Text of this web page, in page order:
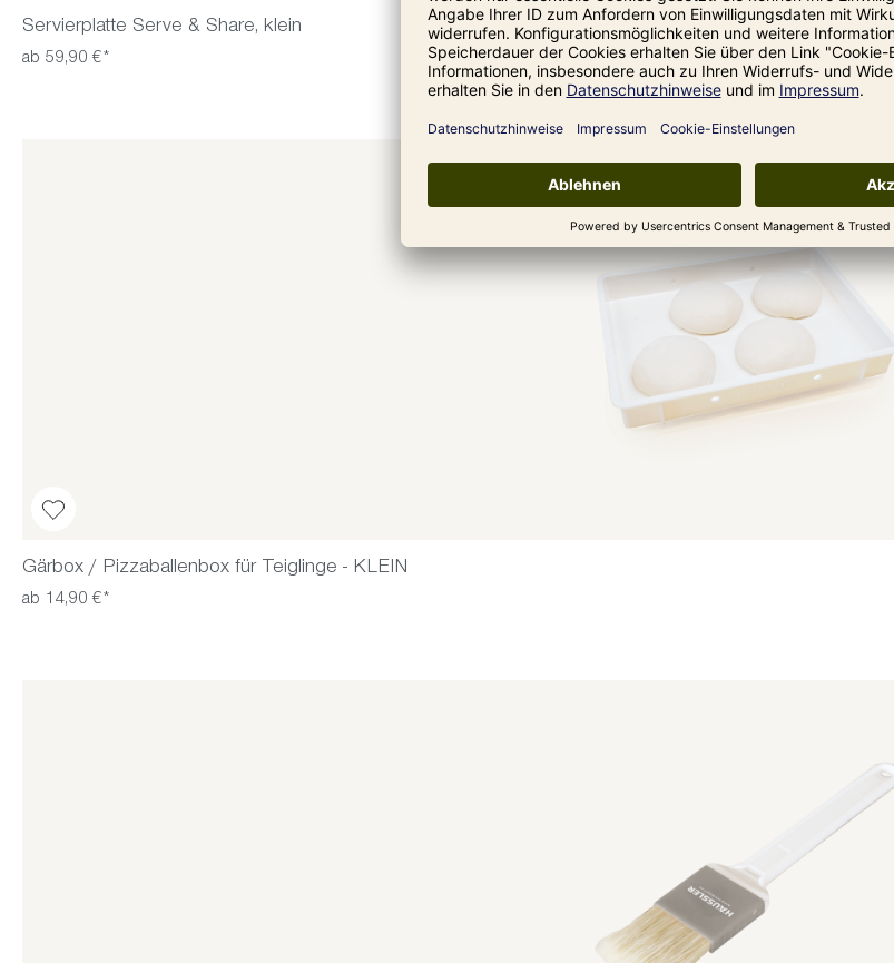
Servierplatte Serve & Share, klein
ab 59,90 €*
Gärbox / Pizzaballenbox für Teiglinge - KLEIN
ab 14,90 €*